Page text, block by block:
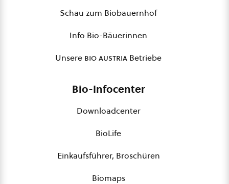
Schau zum Biobauernhof
Info Bio-Bäuerinnen
Unsere bio austria Betriebe
Bio-Infocenter
Downloadcenter
BioLife
Einkaufsführer, Broschüren
Biomaps